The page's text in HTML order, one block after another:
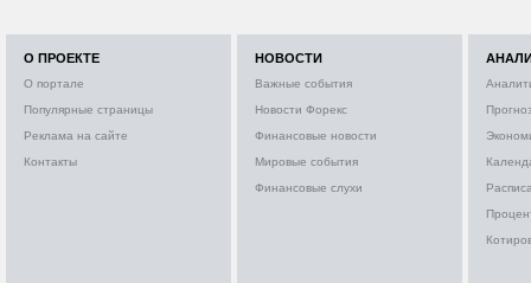
О ПРОЕКТЕ
О портале
Популярные страницы
Реклама на сайте
Контакты
НОВОСТИ
Важные события
Новости Форекс
Финансовые новости
Мировые события
Финансовые слухи